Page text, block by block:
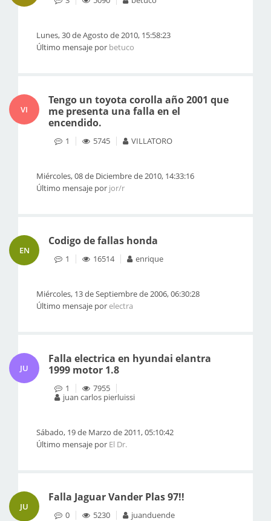
Lunes, 30 de Agosto de 2010, 15:58:23
Último mensaje por betuco
VI
Tengo un toyota corolla año 2001 que
me presenta una falla en el
encendido.
1 5745 VILLATORO
Miércoles, 08 de Diciembre de 2010, 14:33:16
Último mensaje por jor/r
EN
Codigo de fallas honda
1 16514 enrique
Miércoles, 13 de Septiembre de 2006, 06:30:28
Último mensaje porelectra
JU
Falla electrica en hyundai elantra
1999 motor 1.8
1
7955
juan carlos pierluissi
Sábado, 19 de Marzo de 2011, 05:10:42
Último mensaje por El Dr.
JU
Falla Jaguar Vander Plas 97!!
0 5230 juanduende